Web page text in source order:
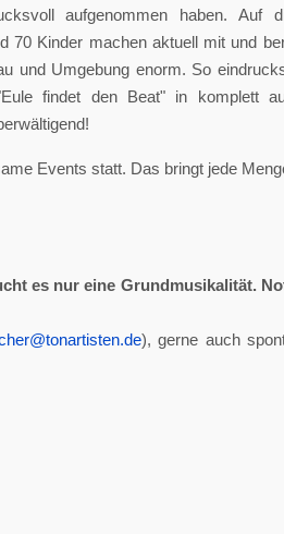
aufgenommen haben. Auf
70 Kinder machen aktuell mit und
und Umgebung enorm. So
findet den Beat" in komplett
Events statt. Das bringt jede
es nur eine Grundmusikalität.
), gerne auch